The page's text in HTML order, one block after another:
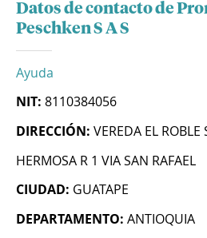
Datos de contacto de
Peschken S A S
Ayuda
NIT: 8110384056
DIRECCIÓN: VEREDA EL ROBLE
HERMOSA R 1 VIA SAN RAFAEL
CIUDAD: GUATAPE
DEPARTAMENTO: ANTIOQUIA